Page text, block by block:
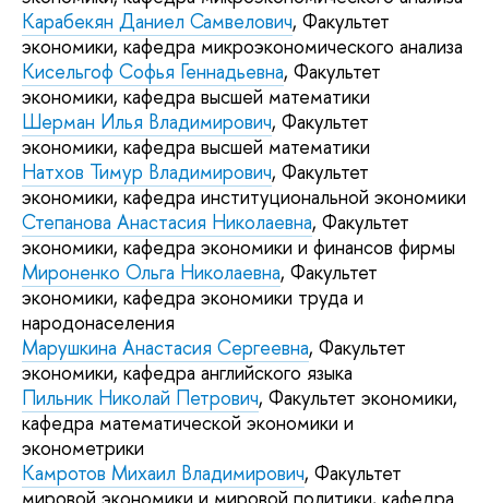
Карабекян Даниел Самвелович, Факультет
экономики, кафедра микроэкономического анализа
Кисельгоф Софья Геннадьевна, Факультет
экономики, кафедра высшей математики
Шерман Илья Владимирович, Факультет
экономики, кафедра высшей математики
Натхов Тимур Владимирович, Факультет
экономики, кафедра институциональной экономики
Степанова Анастасия Николаевна, Факультет
экономики, кафедра экономики и финансов фирмы
Мироненко Ольга Николаевна, Факультет
экономики, кафедра экономики труда и
народонаселения
Марушкина Анастасия Сергеевна, Факультет
экономики, кафедра английского языка
Пильник Николай Петрович, Факультет экономики,
кафедра математической экономики и
эконометрики
Камротов Михаил Владимирович, Факультет